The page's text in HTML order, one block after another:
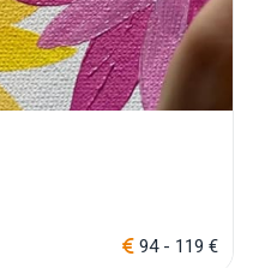
94 - 119 €